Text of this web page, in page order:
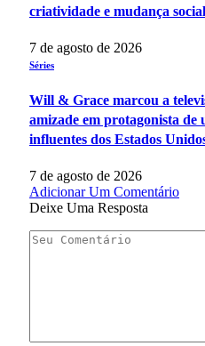
criatividade e mudança social
7 de agosto de 2026
Séries
Will & Grace marcou a
amizade em protagonista de
influentes dos Estados
7 de agosto de 2026
Adicionar Um Comentário
Deixe Uma Resposta